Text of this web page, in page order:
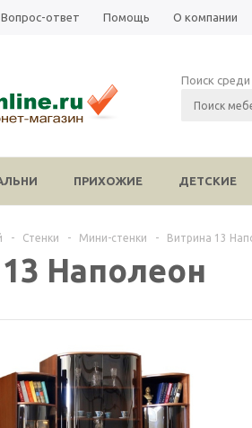
Вопрос-ответ Помощь О компании
Поиск
ПРИХОЖИЕ ДЕТСКИЕ
- Стенки - Мини-стенки - Витрина 13
Наполеон